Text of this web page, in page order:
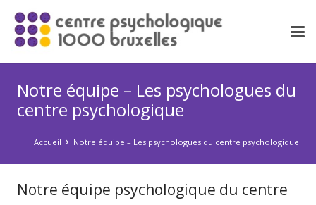
Notre équipe – Les psychologues du
centre psychologique
Accueil Notre équipe – Les psychologues du centre psychologique
Notre équipe psychologique du centre